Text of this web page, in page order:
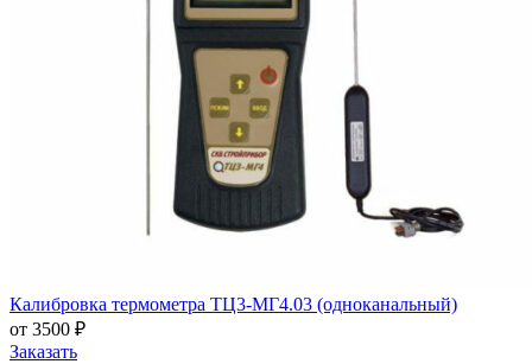
Калибровка термометра ТЦ3-МГ4.03 (одноканальный)
от 3500 ₽
Заказать